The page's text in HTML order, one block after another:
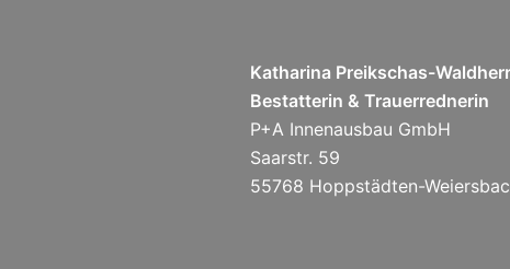
Katharina Preikschas-Waldherr
Bestatterin & Trauerrednerin
P+A Innenausbau GmbH
Saarstr. 59
55768 Hoppstädten-